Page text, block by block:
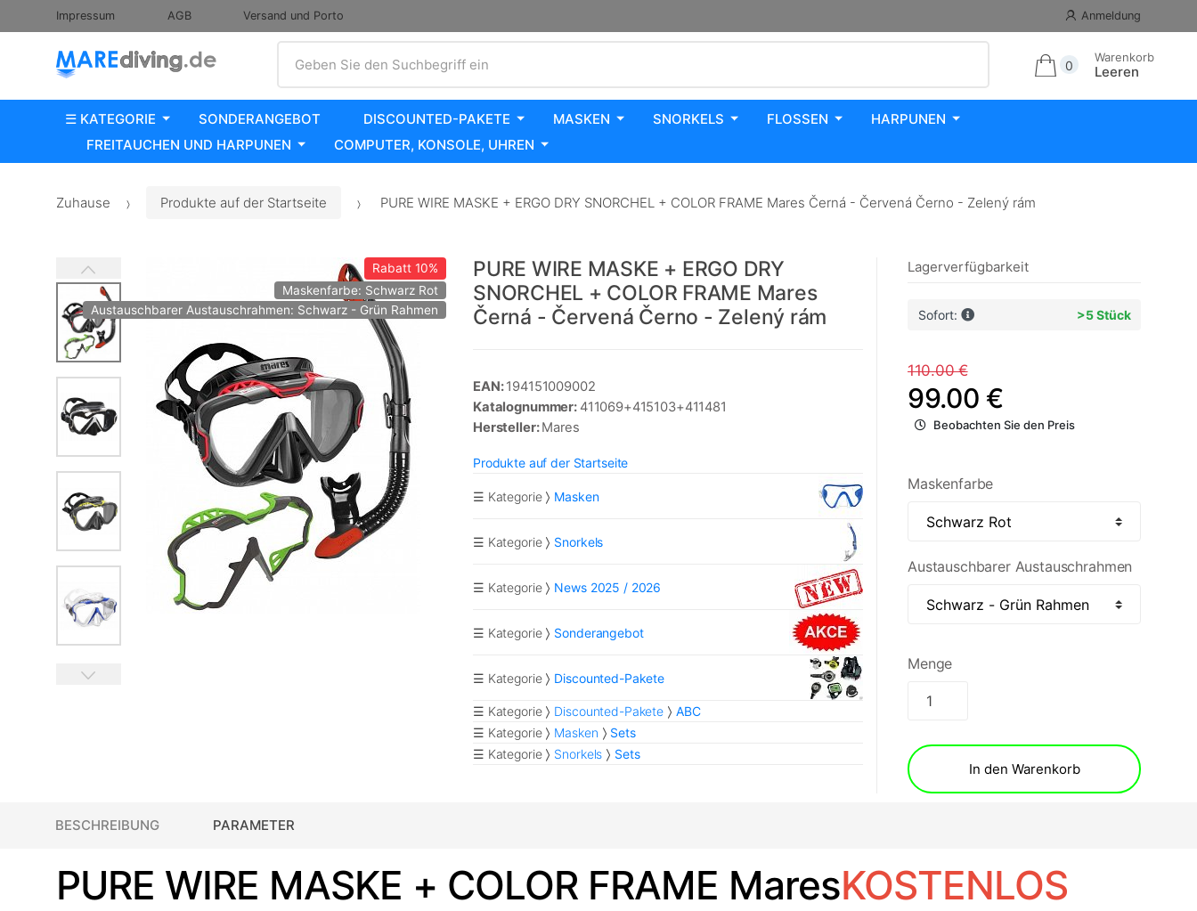
Impressum AGB Versand und Porto Anmeldung
Geben Sie den Suchbegriff ein
0
Warenkorb
Leeren
☰ KATEGORIE SONDERANGEBOT DISCOUNTED-PAKETE MASKEN SNORKELS FLOSSEN
HARPUNEN
FREITAUCHEN UND HARPUNEN
COMPUTER, KONSOLE, UHREN
Zuhause Produkte auf der Startseite PURE WIRE MASKE + ERGO DRY SNORCHEL + COLOR FRAME Mares Černá - Červená Černo - Zelený rám
Rabatt10%
Maskenfarbe: Schwarz Rot
Austauschbarer Austauschrahmen: Schwarz - Grün Rahmen
PURE WIRE MASKE + ERGO DRY
SNORCHEL + COLOR FRAME Mares
Černá - Červená Černo - Zelený rám
EAN:194151009002
Katalognummer: 411069+415103+411481
Hersteller:Mares
Produkte auf der Startseite
☰ Kategorie Masken
☰ Kategorie Snorkels
☰ Kategorie News 2025 / 2026
☰ Kategorie Sonderangebot
☰ Kategorie Discounted-Pakete
☰ Kategorie Discounted-Pakete
ABC
☰ Kategorie
Masken
Sets
☰ Kategorie
Snorkels Sets
Lagerverfügbarkeit
Sofort: >5 Stück
110.00 €
99.00 €
Beobachten Sie den Preis
Maskenfarbe
Austauschbarer Austauschrahmen
Menge
In den Warenkorb
BESCHREIBUNG PARAMETER
PURE WIRE MASKE + COLOR FRAME MaresKOSTENLOS